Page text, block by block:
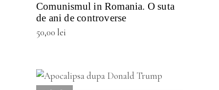
Comunismul in Romania. O suta
de ani de controverse
50,00 lei